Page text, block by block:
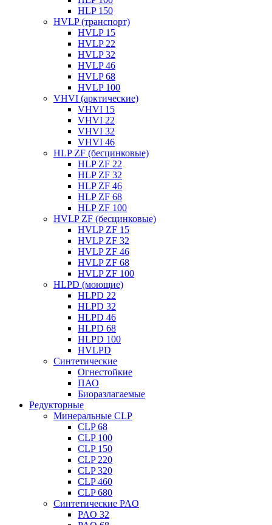
HLP 150
HVLP (транспорт)
HVLP 15
HVLP 22
HVLP 32
HVLP 46
HVLP 68
HVLP 100
VHVI (арктические)
VHVI 15
VHVI 22
VHVI 32
VHVI 46
HLP ZF (бесцинковые)
HLP ZF 22
HLP ZF 32
HLP ZF 46
HLP ZF 68
HLP ZF 100
HVLP ZF (бесцинковые)
HVLP ZF 15
HVLP ZF 32
HVLP ZF 46
HVLP ZF 68
HVLP ZF 100
HLPD (моющие)
HLPD 22
HLPD 32
HLPD 46
HLPD 68
HLPD 100
HVLPD
Синтетические
Огнестойкие
ПАО
Биоразлагаемые
Редукторные
Минеральные CLP
CLP 68
CLP 100
CLP 150
CLP 220
CLP 320
CLP 460
CLP 680
Синтетические PAO
PAO 32